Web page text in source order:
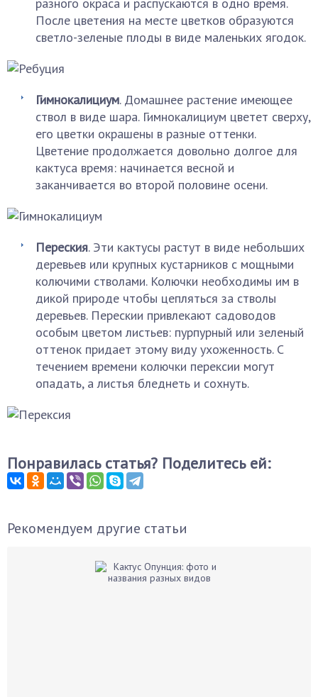
После цветения на месте цветков образуются
светло-зеленые плоды в виде маленьких ягодок.
Гимнокалициум. Домашнее растение имеющее
ствол в виде шара. Гимнокалициум цветет сверху,
его цветки окрашены в разные оттенки.
Цветение продолжается довольно долгое для
кактуса время: начинается весной и
заканчивается во второй половине осени.
Переския. Эти кактусы растут в виде небольших
деревьев или крупных кустарников с мощными
колючими стволами. Колючки необходимы им в
дикой природе чтобы цепляться за стволы
деревьев. Перескии привлекают садоводов
особым цветом листьев: пурпурный или зеленый
оттенок придает этому виду ухоженность. С
течением времени колючки перексии могут
опадать, а листья бледнеть и сохнуть.
Понравилась статья? Поделитесь ей:
Рекомендуем другие статьи